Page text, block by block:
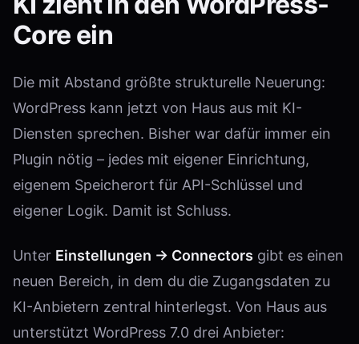
Core ein
Die mit Abstand größte strukturelle Neuerung:
WordPress kann jetzt von Haus aus mit KI-
Diensten sprechen. Bisher war dafür immer ein
Plugin nötig – jedes mit eigener Einrichtung,
eigenem Speicherort für API-Schlüssel und
eigener Logik. Damit ist Schluss.
Unter Einstellungen → Connectors gibt es einen
neuen Bereich, in dem du die Zugangsdaten zu
KI-Anbietern zentral hinterlegst. Von Haus aus
unterstützt WordPress 7.0 drei Anbieter: